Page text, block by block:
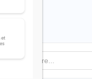
for: